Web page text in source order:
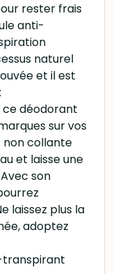
rester frais
anti-
naturel
et il est
ce déodorant
sur vos
non collante
et laisse une
son
laissez plus la
adoptez
transpirant